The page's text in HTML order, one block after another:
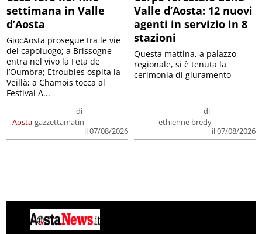
settimana in Valle
d’Aosta
Aosta
di
gazzettamatin
il 07/08/2026
GiocAosta prosegue tra le vie
del capoluogo; a Brissogne
entra nel vivo la Feta de
l’Oumbra; Etroubles ospita la
Veillà; a Chamois tocca al
Festival A...
Valle d’Aosta: 12 nuovi
agenti in servizio in 8
stazioni
di
ethienne bredy
il 07/08/2026
Questa mattina, a palazzo
regionale, si è tenuta la
cerimonia di giuramento